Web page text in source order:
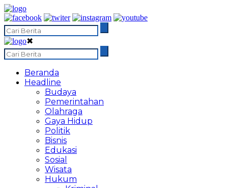
✖
Beranda
Headline
Budaya
Pemerintahan
Olahraga
Gaya Hidup
Politik
Bisnis
Edukasi
Sosial
Wisata
Hukum